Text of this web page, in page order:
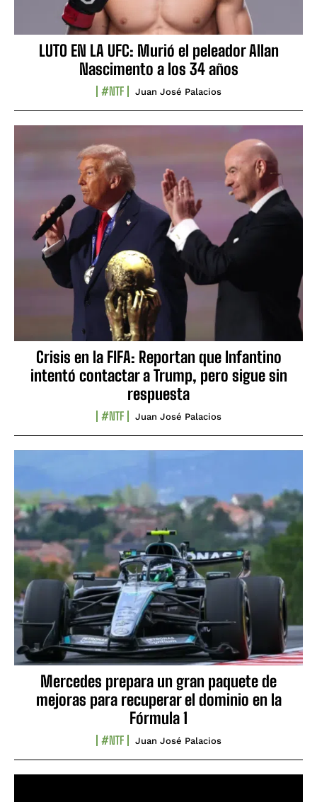
LUTO EN LA UFC: Murió el peleador Allan
Nascimento a los 34 años
#NTF Juan José Palacios
Crisis en la FIFA: Reportan que Infantino
intentó contactar a Trump, pero sigue sin
respuesta
#NTF Juan José Palacios
Mercedes prepara un gran paquete de
mejoras para recuperar el dominio en la
Fórmula 1
#NTF Juan José Palacios